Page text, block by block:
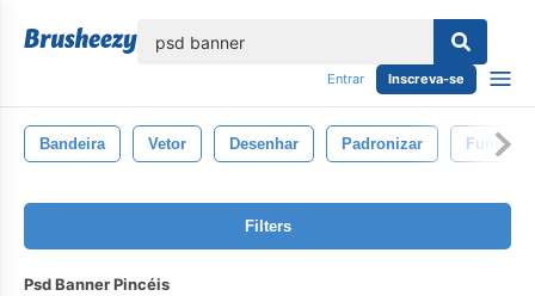
Entrar Inscreva-se
Bandeira Vetor Desenhar Padronizar Fundo
Filters
Psd Banner Pincéis